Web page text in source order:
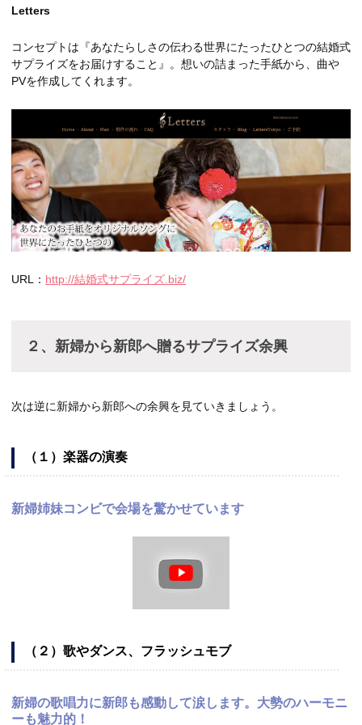
Letters
コンセプトは『あなたらしさの伝わる世界にたったひとつの結婚式
サプライズをお届けすること』。想いの詰まった手紙から、曲や
PVを作成してくれます。
URL： http://結婚式サプライズ.biz/
２、新婦から新郎へ贈るサプライズ余興
次は逆に新婦から新郎への余興を見ていきましょう。
（１）楽器の演奏
新婦姉妹コンビで会場を驚かせています
（２）歌やダンス、フラッシュモブ
新婦の歌唱力に新郎も感動して涙します。大勢のハーモニ
ーも魅力的！